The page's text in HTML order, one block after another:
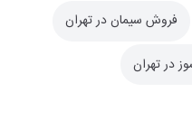
فروش سیمان در تهران
در تهران